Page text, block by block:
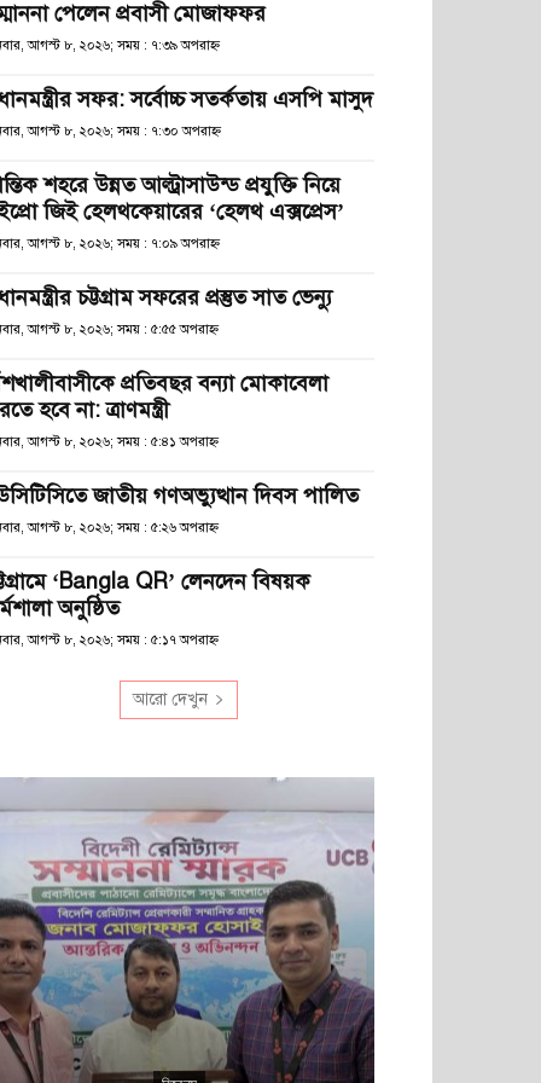
পেলেন প্রবাসী মোজাফফর
আগস্ট ৮, ২০২৬; সময় : ৭:৩৯ অপরাহ্ণ
সফর: সর্বোচ্চ সতর্কতায় এসপি মাসুদ
আগস্ট ৮, ২০২৬; সময় : ৭:৩০ অপরাহ্ণ
শহরে উন্নত আল্ট্রাসাউন্ড প্রযুক্তি নিয়ে
জিই হেলথকেয়ারের ‘হেলথ এক্সপ্রেস’
আগস্ট ৮, ২০২৬; সময় : ৭:০৯ অপরাহ্ণ
চট্টগ্রাম সফরের প্রস্তুত সাত ভেন্যু
আগস্ট ৮, ২০২৬; সময় : ৫:৫৫ অপরাহ্ণ
প্রতিবছর বন্যা মোকাবেলা
হবে না: ত্রাণমন্ত্রী
আগস্ট ৮, ২০২৬; সময় : ৫:৪১ অপরাহ্ণ
জাতীয় গণঅভ্যুত্থান দিবস পালিত
আগস্ট ৮, ২০২৬; সময় : ৫:২৬ অপরাহ্ণ
‘Bangla QR’ লেনদেন বিষয়ক
অনুষ্ঠিত
আগস্ট ৮, ২০২৬; সময় : ৫:১৭ অপরাহ্ণ
আরো দেখুন